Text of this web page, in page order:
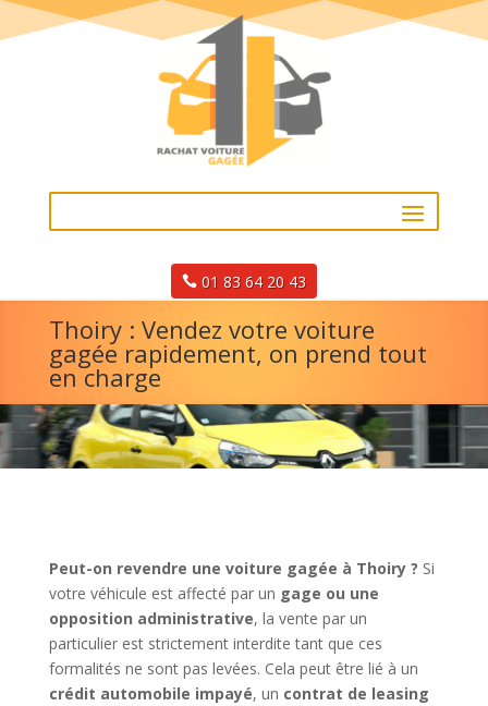
01 83 64 20 43
Thoiry : Vendez votre voiture
gagée rapidement, on prend tout
en charge
Peut-on revendre une voiture gagée à Thoiry ? Si
votre véhicule est affecté par un gage ou une
opposition administrative, la vente par un
particulier est strictement interdite tant que ces
formalités ne sont pas levées. Cela peut être lié à un
crédit automobile impayé, un contrat de leasing